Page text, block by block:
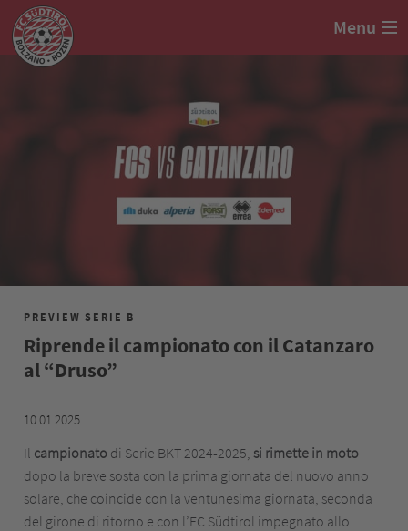
Menu
Riprende il campionato con il Catanzaro
al “Druso”
PREVIEW SERIE B
10.01.2025
Il campionato di Serie BKT 2024-2025, si rimette in moto
dopo la breve sosta con la prima giornata del nuovo anno
solare, che coincide con la ventunesima giornata, seconda
del girone di ritorno e con l’FC Südtirol impegnato allo